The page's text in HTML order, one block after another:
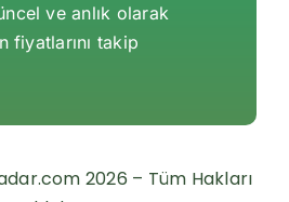
ve anlık olarak
fiyatlarını takip
2026 – Tüm Hakları